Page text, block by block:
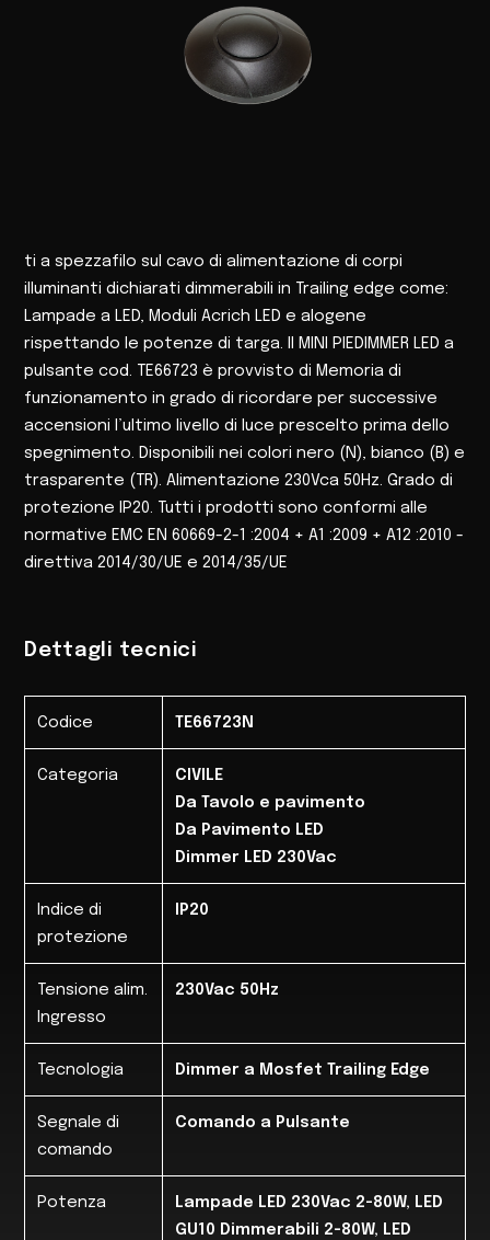
ti a spezzafilo sul cavo di alimentazione di corpi
illuminanti dichiarati dimmerabili in Trailing edge come:
Lampade a LED, Moduli Acrich LED e alogene
rispettando le potenze di targa. Il MINI PIEDIMMER LED a
pulsante cod. TE66723 è provvisto di Memoria di
funzionamento in grado di ricordare per successive
accensioni l’ultimo livello di luce prescelto prima dello
spegnimento. Disponibili nei colori nero (N), bianco (B) e
trasparente (TR). Alimentazione 230Vca 50Hz. Grado di
protezione IP20. Tutti i prodotti sono conformi alle
normative EMC EN 60669-2-1 :2004 + A1 :2009 + A12 :2010 -
direttiva 2014/30/UE e 2014/35/UE
Dettagli tecnici
Codice TE66723N
Categoria
CIVILE
Da Tavolo e pavimento
Da Pavimento LED
Dimmer LED 230Vac
Indice di
protezione
IP20
Tensione alim.
Ingresso
230Vac 50Hz
Tecnologia Dimmer a Mosfet Trailing Edge
Segnale di
comando
Comando a Pulsante
Potenza
Lampade LED 230Vac 2-80W, LED
GU10 Dimmerabili 2-80W, LED